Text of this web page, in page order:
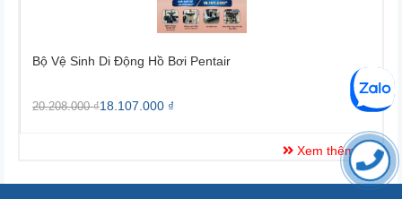
Bộ Vệ Sinh Di Động Hồ Bơi Pentair
20.208.000 ₫18.107.000 ₫
Xem thêm